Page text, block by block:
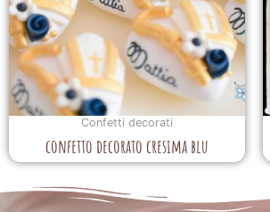
Confetti decorati
confetto decorato cresima blu